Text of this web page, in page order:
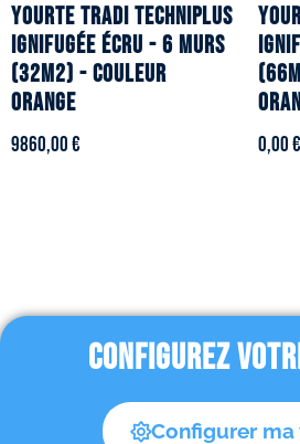
YOURTE TRADI TECHNIPLUS
ignifugée écru - 6 murs
(32m2) - Couleur
orange
9860,00€ 0,00€
CONFIGUREZ
Configurer